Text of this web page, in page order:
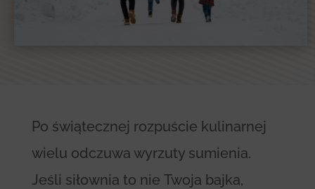
Po świątecznej rozpuście kulinarnej
wielu odczuwa wyrzuty sumienia.
Jeśli siłownia to nie Twoja bajka,